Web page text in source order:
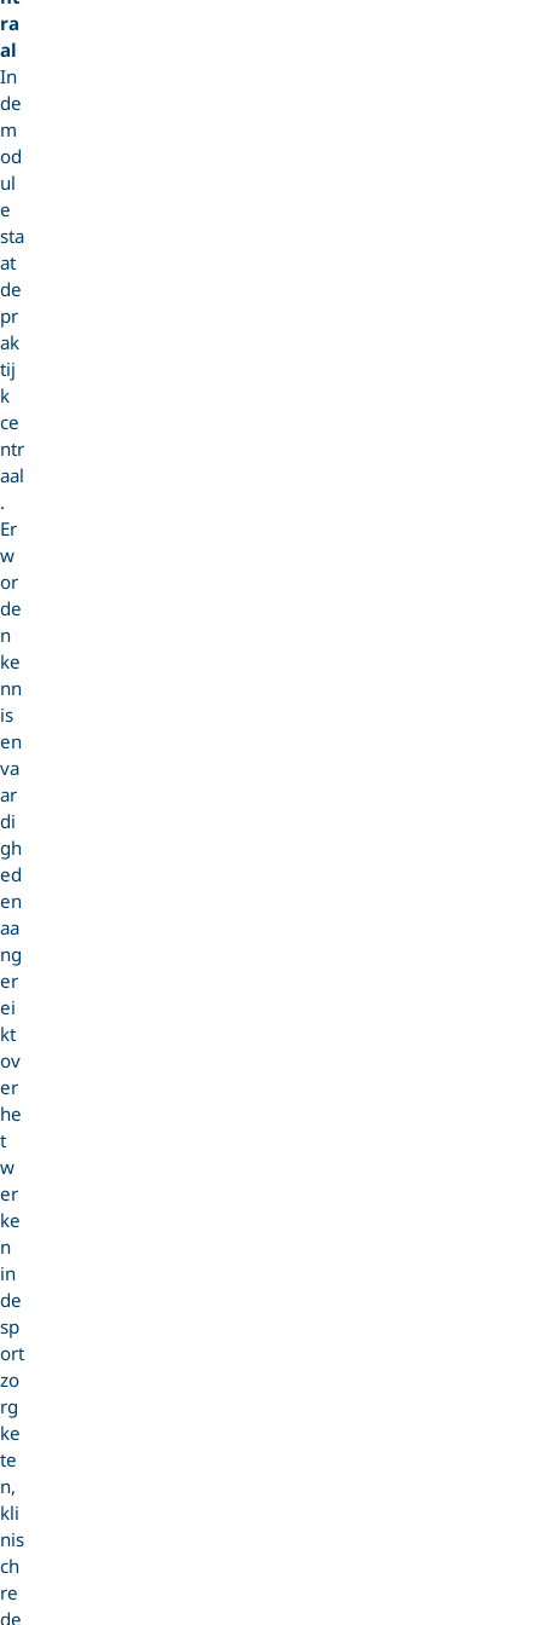
ra
al
In
de
m
od
ul
e
sta
at
de
pr
ak
tij
k
ce
ntr
aal
.
Er
w
or
de
n
ke
nn
is
en
va
ar
di
gh
ed
en
aa
ng
er
ei
kt
ov
er
he
t
w
er
ke
n
in
de
sp
ort
zo
rg
ke
te
n,
kli
nis
ch
re
de